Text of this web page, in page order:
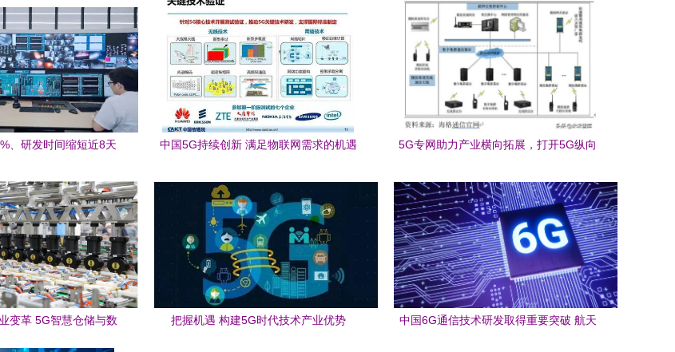
、研发时间缩短近8天
中国5G持续创新 满足物联网需求的机遇
5G专网助力产业横向拓展，打开5G纵向
进
变革 5G智慧仓储与数
把握机遇 构建5G时代技术产业优势
中国6G通信技术研发取得重要突破 航天